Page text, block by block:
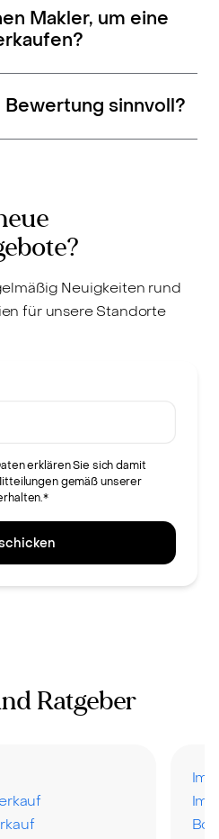
Makler, um eine
sinnvoll?
Neuigkeiten rund
für unsere Standorte
erklären Sie sich damit
gemäß unserer
Ratgeber